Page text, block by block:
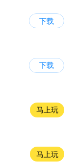
下载
下载
马上玩
马上玩